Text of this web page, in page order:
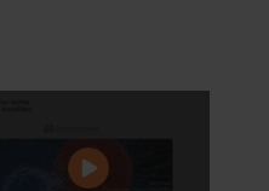
that are brand new.
how it works with